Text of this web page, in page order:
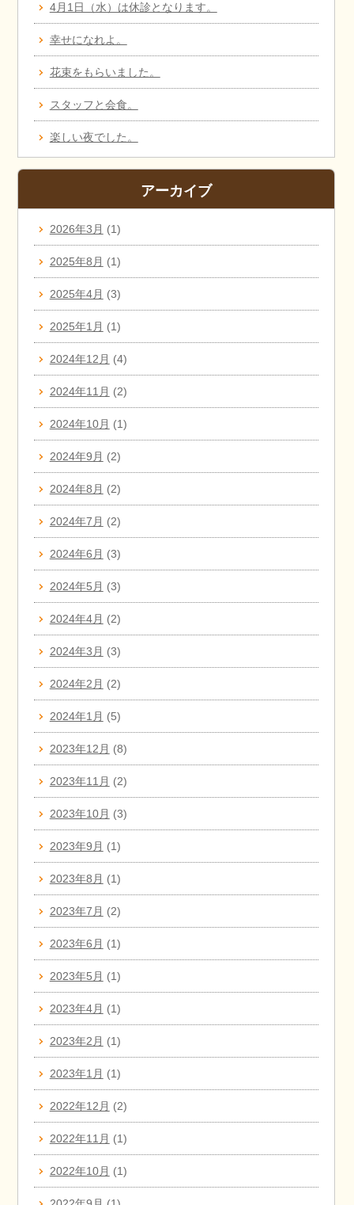
4月1日（水）は休診となります。
幸せになれよ。
花束をもらいました。
スタッフと会食。
楽しい夜でした。
アーカイブ
2026年3月 (1)
2025年8月 (1)
2025年4月 (3)
2025年1月 (1)
2024年12月 (4)
2024年11月 (2)
2024年10月 (1)
2024年9月 (2)
2024年8月 (2)
2024年7月 (2)
2024年6月 (3)
2024年5月 (3)
2024年4月 (2)
2024年3月 (3)
2024年2月 (2)
2024年1月 (5)
2023年12月 (8)
2023年11月 (2)
2023年10月 (3)
2023年9月 (1)
2023年8月 (1)
2023年7月 (2)
2023年6月 (1)
2023年5月 (1)
2023年4月 (1)
2023年2月 (1)
2023年1月 (1)
2022年12月 (2)
2022年11月 (1)
2022年10月 (1)